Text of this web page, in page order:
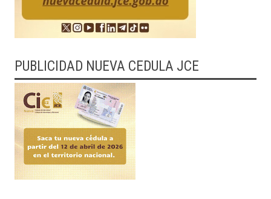
PUBLICIDAD NUEVA CEDULA JCE